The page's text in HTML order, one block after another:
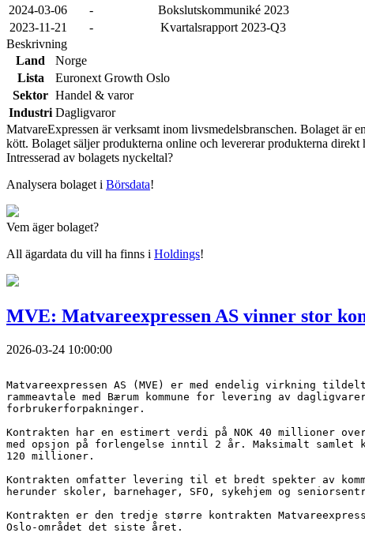
2024-03-06
-
Bokslutskommuniké 2023
2023-11-21
-
Kvartalsrapport 2023-Q3
Beskrivning
Land
Norge
Lista
Euronext Growth Oslo
Sektor Handel & varor
Industri Dagligvaror
MatvareExpressen är verksamt inom livsmedelsbranschen. Bolaget är
kött. Bolaget säljer produkterna online och levererar produkterna
Intresserad av bolagets nyckeltal?
Analysera bolaget i Börsdata!
Vem äger bolaget?
All ägardata du vill ha finns i Holdings!
MVE: Matvareexpressen AS vinner stor
2026-03-24 10:00:00
Matvareexpressen AS (MVE) er med endelig virkning
rammeavtale med Bærum kommune for levering av
forbrukerforpakninger.
Kontrakten har en estimert verdi på NOK 40 millioner
med opsjon på forlengelse inntil 2 år. Maksimalt samlet
120 millioner.
Kontrakten omfatter levering til et bredt spekter av
herunder skoler, barnehager, SFO, sykehjem og
Kontrakten er den tredje større kontrakten
Oslo-området det siste året.